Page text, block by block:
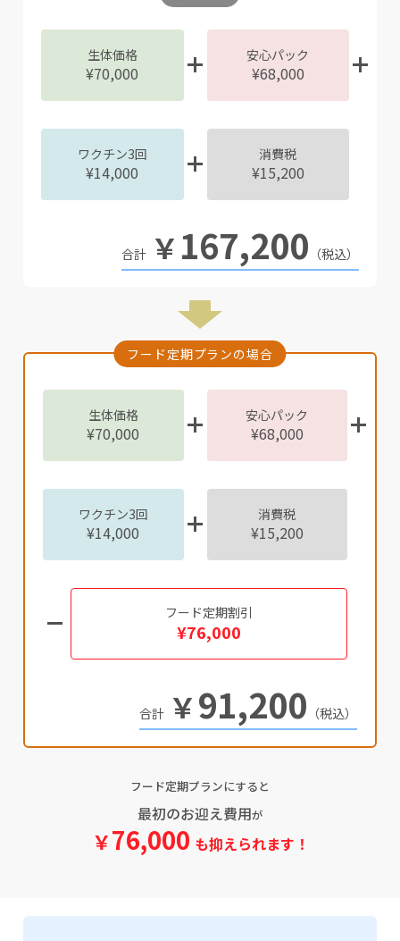
生体価格
¥70,000
安心パック
¥68,000
ワクチン3回
¥14,000
消費税
¥15,200
￥167,200 （税込）
フード定期プランの場合
生体価格
¥70,000
安心パック
¥68,000
ワクチン3回
¥14,000
消費税
¥15,200
フード定期割引
¥76,000
￥91,200 （税込）
フード定期プランにすると
最初のお迎え費用が
￥76,000 も抑えられます！